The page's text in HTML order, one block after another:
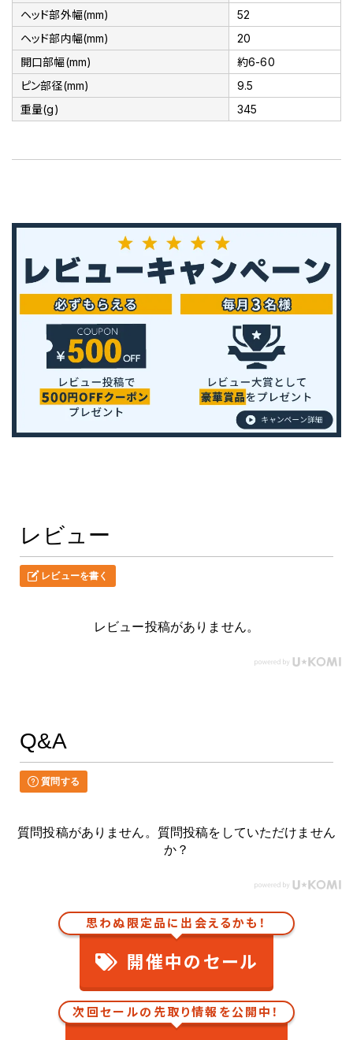
ヘッド部外幅(mm)
52
ヘッド部内幅(mm)
20
開口部幅(mm)
約6-60
ピン部径(mm)
9.5
重量(g)
345
レビュー
レビューを書く
レビュー投稿がありません。
Q&A
質問する
質問投稿がありません。質問投稿をしていただけません
か？
思わぬ限定品に出会えるかも！
開催中のセール
次回セールの先取り情報を公開中！